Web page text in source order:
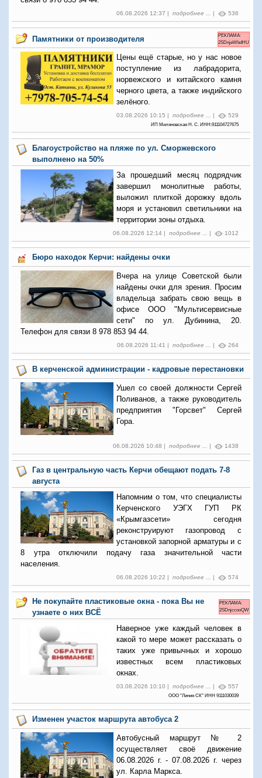
06.08.2026 12:37 | подробнее ... 536
Памятники от производителя
РЕКЛАМА:
2SDnjeWbdHU
Цены ещё старые, но у нас новое
поступление из лабрадорита,
норвежского и китайского камня
черного цвета, а также индийского
зелёного.
03.08.2026 10:15 | подробнее ... 529
ИП Миляновская Н. С. ИНН:911104727675
Благоустройство на пляже по ул. Сморжевского
выполнено на 50%
За прошедший месяц подрядчик
завершил монолитные работы,
выложил плиткой дорожку вдоль
моря и установил светильники на
территории зоны отдыха.
06.08.2026 12:14 | подробнее ... 1012
Бюро находок Керчи: найдены очки
Вчера на улице Советской были
найдены очки для зрения. Просим
владельца забрать свою вещь в
офисе ООО "Мультисервисные
сети" по ул. Дубинина, 20.
Телефон для связи 8 978 853 94 44.
06.08.2026 11:41 | подробнее ... 264
В керченской администрации - кадровые перестановки
Ушел со своей должности Сергей
Поливанов, а также руководитель
предприятия "Горсвет" Сергей
Гора.
06.08.2026 10:48 | подробнее ... | 1438
Газ в центральную часть Керчи обещают подать 7-8
августа
Напомним о том, что специалисты
Керченского УЭГХ ГУП РК
«Крымгазсети» сегодня
реконструируют газопровод с
установкой запорной арматуры и с
8 утра отключили подачу газа значительной части
населения.
06.08.2026 10:22 | подробнее ... | 574
Не покупайте пластиковые окна - пока Вы не
узнаете о них ВСЁ
РЕКЛАМА:
2SDnjccooQW
Наверное уже каждый человек в
какой то мере может рассказать о
таких уже привычных и хорошо
известных всем пластиковых
окнах.
03.08.2026 10:10 | подробнее ... | 557
ООО "Линия СК" ИНН 9111030039
Изменен участок маршрута автобуса 2
Автобусный маршрут № 2
осуществляет своё движение
06.08.2026 г. - 07.08.2026 г. через
ул. Карла Маркса.